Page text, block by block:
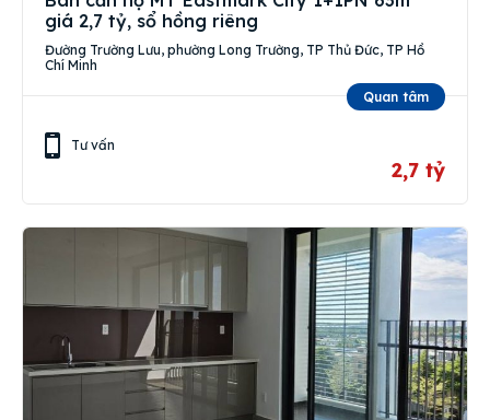
giá 2,7 tỷ, sổ hồng riêng
Đường Trường Lưu, phường Long Trường, TP Thủ Đức, TP Hồ
Chí Minh
Quan tâm
Tư vấn
2,7 tỷ